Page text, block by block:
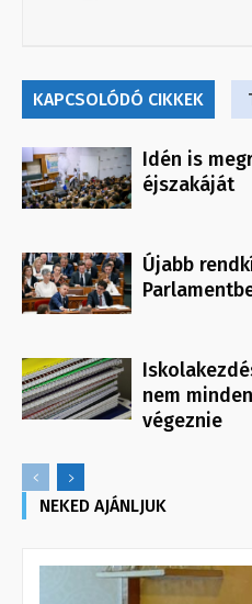
KAPCSOLÓDÓ CIKKEK
Idén is
éjszakáját
Újabb
nem
végeznie
NEKED AJÁNLJUK